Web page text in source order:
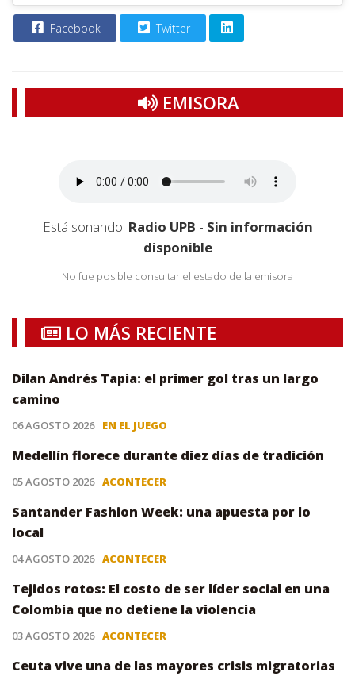
Facebook Twitter
EMISORA
Está sonando: Radio UPB - Sin información
disponible
No fue posible consultar el estado de la emisora
LO MÁS RECIENTE
Dilan Andrés Tapia: el primer gol tras un largo
camino
06 AGOSTO 2026 EN EL JUEGO
Medellín florece durante diez días de tradición
05 AGOSTO 2026 ACONTECER
Santander Fashion Week: una apuesta por lo
local
04 AGOSTO 2026 ACONTECER
Tejidos rotos: El costo de ser líder social en una
Colombia que no detiene la violencia
03 AGOSTO 2026 ACONTECER
Ceuta vive una de las mayores crisis migratorias